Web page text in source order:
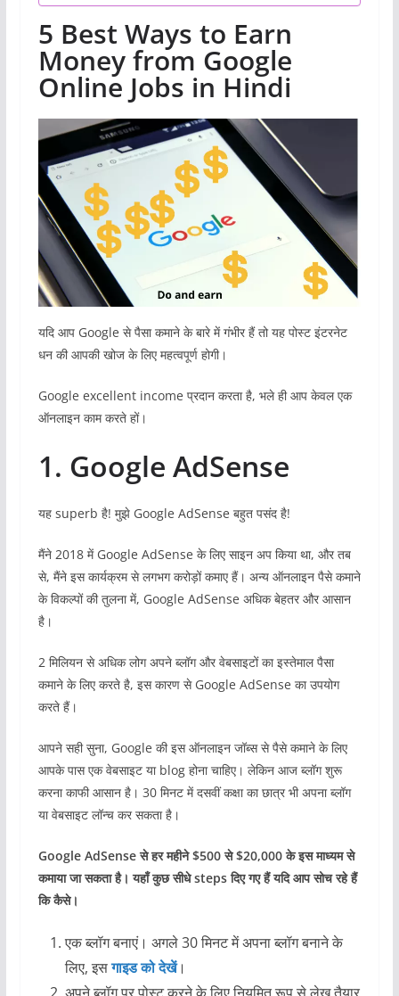
5 Best Ways to Earn
Money from Google
Online Jobs in Hindi
यदि आप Google से पैसा कमाने के बारे में गंभीर हैं तो यह पोस्ट इंटरनेट
धन की आपकी खोज के लिए महत्वपूर्ण होगी।
Google excellent income प्रदान करता है, भले ही आप केवल एक
ऑनलाइन काम करते हों।
1. Google AdSense
यह superb है! मुझे Google AdSense बहुत पसंद है!
मैंने 2018 में Google AdSense के लिए साइन अप किया था, और तब
से, मैंने इस कार्यक्रम से लगभग करोड़ों कमाए हैं। अन्य ऑनलाइन पैसे कमाने
के विकल्पों की तुलना में, Google AdSense अधिक बेहतर और आसान
है।
2 मिलियन से अधिक लोग अपने ब्लॉग और वेबसाइटों का इस्तेमाल पैसा
कमाने के लिए करते है, इस कारण से Google AdSense का उपयोग
करते हैं।
आपने सही सुना, Google की इस ऑनलाइन जॉब्स से पैसे कमाने के लिए
आपके पास एक वेबसाइट या blog होना चाहिए। लेकिन आज ब्लॉग शुरू
करना काफी आसान है। 30 मिनट में दसवीं कक्षा का छात्र भी अपना ब्लॉग
या वेबसाइट लॉन्च कर सकता है।
Google AdSense से हर महीने $500 से $20,000 के इस माध्यम से
कमाया जा सकता है। यहाँ कुछ सीधे steps दिए गए हैं यदि आप सोच रहे हैं
कि कैसे।
एक ब्लॉग बनाएं। अगले 30 मिनट में अपना ब्लॉग बनाने के
लिए, इसगाइड को देखें।